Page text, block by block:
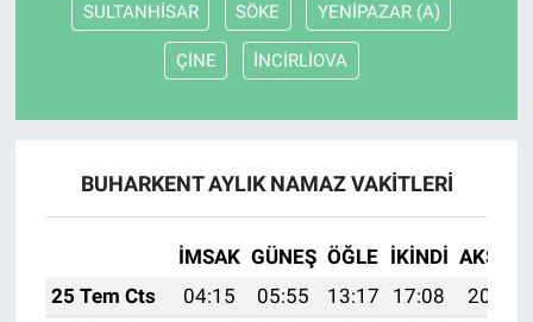
SULTANHİSAR SÖKE YENİPAZAR (A)
ÇİNE İNCİRLİOVA
BUHARKENT AYLIK NAMAZ VAKITLERI
İMSAK GÜNEŞ ÖĞLE İKINDI AKŞAM
25 Tem Cts
04:15 05:55 13:17 17:08
20:28